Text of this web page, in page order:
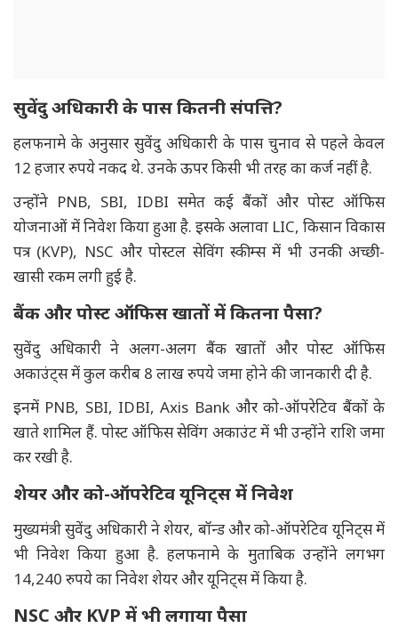
सुवेंदुअधिकारी के पास कितनी संपत्ति?
हलफनामे के अनुसार सुवेंदु अधिकारी के पास चुनाव से पहले केवल
12 हजार रुपये नकद थे. उनके ऊपर किसी भी तरह का कर्ज नहीं है.
उन्होंने PNB, SBI, IDBI समेत कई बैंकों और पोस्ट ऑफिस
योजनाओं में निवेश किया हुआ है. इसके अलावा LIC, किसान विकास
पत्र (KVP), NSC और पोस्टल सेविंग स्कीम्स में भी उनकी अच्छी-
खासी रकम लगी हुई है.
बैंक और पोस्ट ऑफिस खातों में कितना पैसा?
सुवेंदु अधिकारी ने अलग-अलग बैंक खातों और पोस्ट ऑफिस
अकाउंट्स में कुल करीब 8 लाख रुपये जमा होने की जानकारी दी है.
इनमें PNB, SBI, IDBI, Axis Bank और को-ऑपरेटिव बैंकों के
खाते शामिल हैं. पोस्ट ऑफिस सेविंग अकाउंट में भी उन्होंने राशि जमा
कर रखी है.
शेयर और को-ऑपरेटिव यूनिट्स में निवेश
मुख्यमंत्री सुवेंदु अधिकारी ने शेयर, बॉन्ड और को-ऑपरेटिव यूनिट्स में
भी निवेश किया हुआ है. हलफनामे के मुताबिक उन्होंने लगभग
14,240 रुपये का निवेश शेयर और यूनिट्स में किया है.
NSC और KVP में भी लगाया पैसा